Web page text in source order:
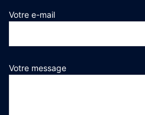
Votre e-mail
Votre message